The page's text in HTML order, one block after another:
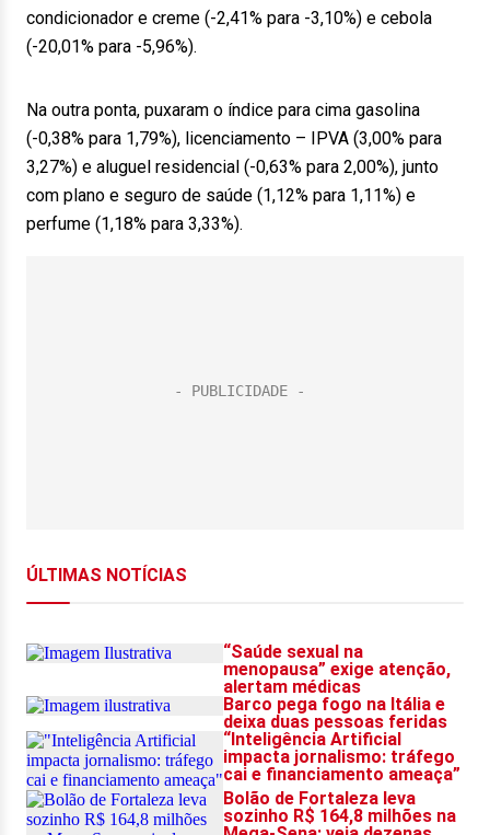
condicionador e creme (-2,41% para -3,10%) e cebola
(-20,01% para -5,96%).
Na outra ponta, puxaram o índice para cima gasolina
(-0,38% para 1,79%), licenciamento – IPVA (3,00% para
3,27%) e aluguel residencial (-0,63% para 2,00%), junto
com plano e seguro de saúde (1,12% para 1,11%) e
perfume (1,18% para 3,33%).